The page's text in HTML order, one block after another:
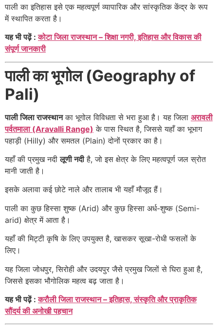
पाली का इतिहास इसे एक महत्वपूर्ण व्यापारिक और सांस्कृतिक केंद्र के रूप
में स्थापित करता है।
यह भी पढ़ें :कोटा जिला राजस्थान – शिक्षा नगरी, इतिहास और विकास की
संपूर्ण जानकारी
पाली का भूगोल (Geography of
Pali)
पाली जिला राजस्थानका भूगोल विविधता से भरा हुआ है। यह जिला अरावली
पर्वतमाला (Aravalli Range) के पास स्थित है, जिससे यहाँ का भूभाग
पहाड़ी (Hilly) और समतल (Plain) दोनों प्रकार का है।
यहाँ की प्रमुख नदीलूणी नदीहै, जो इस क्षेत्र के लिए महत्वपूर्ण जल स्रोत
मानी जाती है।
इसके अलावा कई छोटे नाले और तालाब भी यहाँ मौजूद हैं।
पाली का कुछ हिस्सा शुष्क (Arid) और कुछ हिस्सा अर्ध-शुष्क (Semi-
arid) क्षेत्र में आता है।
यहाँ की मिट्टी कृषि के लिए उपयुक्त है, खासकर सूखा-रोधी फसलों के
लिए।
यह जिला जोधपुर, सिरोही और उदयपुर जैसे प्रमुख जिलों से घिरा हुआ है,
जिससे इसका भौगोलिक महत्व बढ़ जाता है।
यह भी पढ़ें :करौली जिला राजस्थान – इतिहास, संस्कृति और प्राकृतिक
सौंदर्य की अनोखी पहचान